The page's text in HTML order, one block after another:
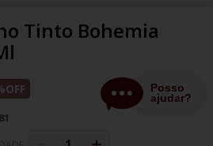
Tinto Bohemia
OFF